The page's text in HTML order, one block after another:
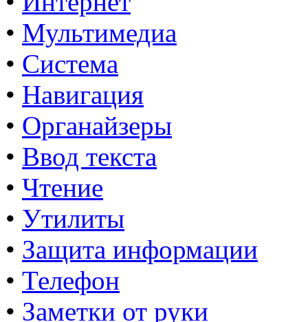
• Мультимедиа
• Система
• Навигация
• Органайзеры
• Ввод текста
• Чтение
• Утилиты
• Защита информации
• Телефон
• Заметки от руки